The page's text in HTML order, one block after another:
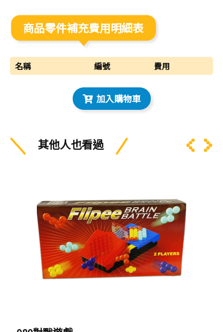
商品零件補充費用明細表
名稱 編號 費用
加入購物車
其他人也看過